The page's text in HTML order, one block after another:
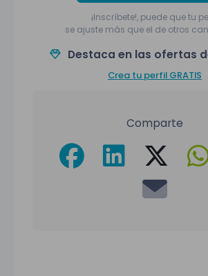
¡Inscríbete!, puede que tu
se ajuste más que el de otros
Destaca en las ofertas
Crea tu perfil GRATIS
Comparte